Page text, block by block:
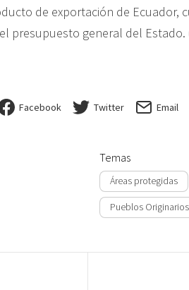
de exportación de Ecuador,
presupuesto general del Estado.
Facebook Twitter Email
Temas
Áreas protegidas
Pueblos